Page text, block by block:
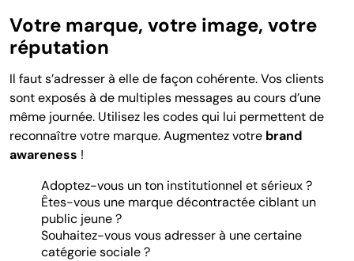
Votre marque, votre image, votre
réputation
Il faut s’adresser à elle de façon cohérente. Vos clients
sont exposés à de multiples messages au cours d’une
même journée. Utilisez les codes qui lui permettent de
reconnaître votre marque. Augmentez votre brand
awareness !
Adoptez-vous un ton institutionnel et sérieux ?
Êtes-vous une marque décontractée ciblant un
public jeune ?
Souhaitez-vous vous adresser à une certaine
catégorie sociale ?